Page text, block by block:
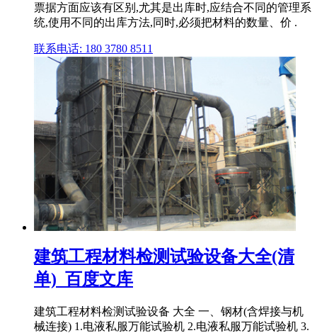
票据方面应该有区别,尤其是出库时,应结合不同的管理系
统,使用不同的出库方法,同时,必须把材料的数量、价 .
联系电话: 180 3780 8511
建筑工程材料检测试验设备大全(清
单)_百度文库
建筑工程材料检测试验设备 大全 一、钢材(含焊接与机
械连接) 1.电液私服万能试验机 2.电液私服万能试验机 3.